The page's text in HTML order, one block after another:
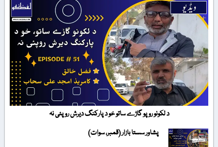
د لکونو روپو گاڑے ساتو خو د پارکنگ دیرش روپئی نہ
پشاور سستا بازار (قمبر، سوات)